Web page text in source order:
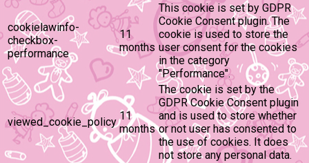
cookielawinfo-
checkbox-
performance
11
months
This cookie is set by GDPR
Cookie Consent plugin. The
cookie is used to store the
user consent for the cookies
in the category
"Performance".
viewed_cookie_policy 11
months
The cookie is set by the
GDPR Cookie Consent plugin
and is used to store whether
or not user has consented to
the use of cookies. It does
not store any personal data.